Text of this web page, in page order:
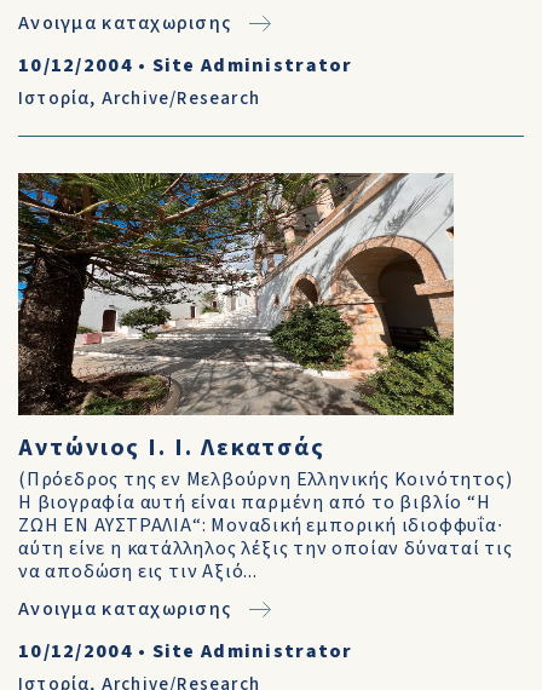
Ανοιγμα καταχωρισης
10/12/2004 • Site Administrator
Ιστορία, Archive/Research
Αντώνιος Ι. Ι. Λεκατσάς
(Πρόεδρος της εν Μελβούρνη Ελληνικής Κοινότητος)
Η βιογραφία αυτή είναι παρμένη από το βιβλίο “Η
ΖΩΗ ΕΝ ΑΥΣΤΡΑΛΙΑ“: Μοναδική εμπορική ιδιοφφυΐα∙
αύτη είνε η κατάλληλος λέξις την οποίαν δύναταί τις
να αποδώση εις τιν Αξιό...
Ανοιγμα καταχωρισης
10/12/2004 • Site Administrator
Ιστορία, Archive/Research